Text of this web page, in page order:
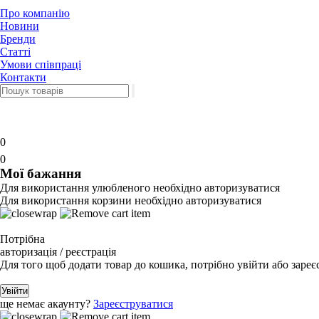
Про компанію
Новини
Бренди
Статті
Умови співпраці
Контакти
0
0
Мої бажання
Для використання улюбленого необхідно авторизуватися
Для використання корзини необхідно авторизуватися
Потрібна
авторизація / реєстрація
Для того щоб додати товар до кошика, потрібно увійти або
Увійти
ще немає акаунту? Зареєструватися